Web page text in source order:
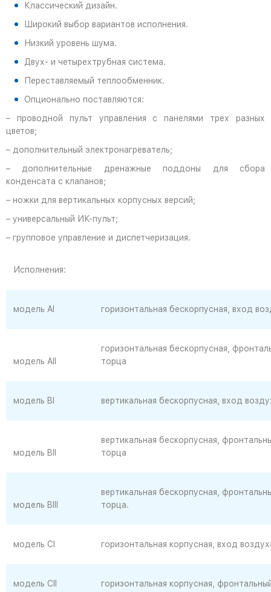
Классический дизайн.
Широкий выбор вариантов исполнения.
Низкий уровень шума.
Двух- и четырехтрубная система.
Переставляемый теплообменник.
Опционально поставляются:
– проводной пульт управления с панелями трех разных
цветов;
– дополнительный электронагреватель;
– дополнительные дренажные поддоны для сбора
конденсата с клапанов;
– ножки для вертикальных корпусных версий;
– универсальный ИК-пульт;
– групповое управление и диспетчеризация.
Исполнения:
модель Al горизонтальная бескорпусная, вход
модель AII
горизонтальная бескорпусная,
торца
модель BI вертикальная бескорпусная, вход
модель BII
вертикальная бескорпусная,
торца
модель BIII
вертикальная бескорпусная,
торца.
модель CI горизонтальная корпусная, вход
модель CII горизонтальная корпусная,